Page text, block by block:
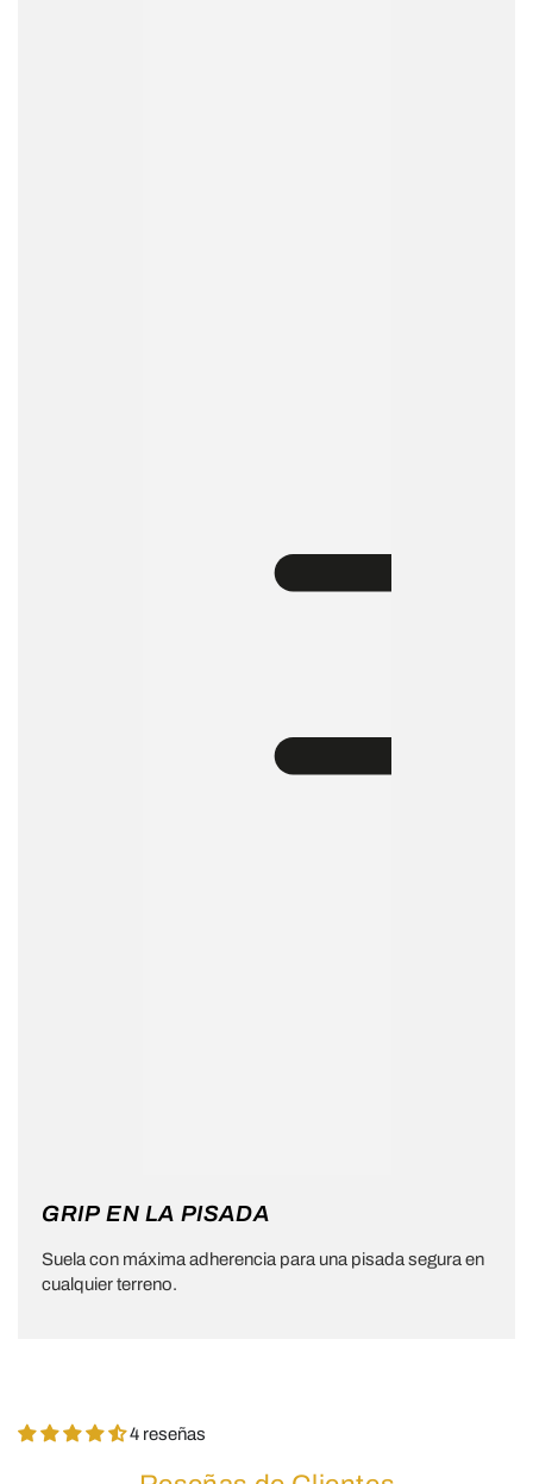
GRIP EN LA PISADA
Suela con máxima adherencia para una pisada segura en
cualquier terreno.
4 reseñas